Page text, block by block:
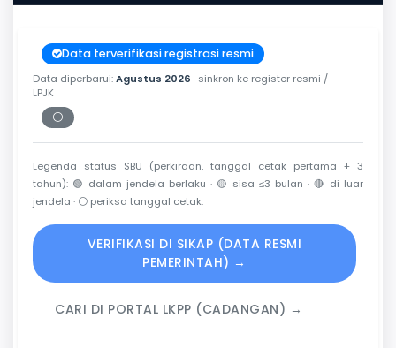
Data terverifikasi registrasi resmi
Data diperbarui:Agustus 2026 · sinkron ke register resmi /
LPJK
⚪
Periksa tanggal cetak
Legenda status SBU (perkiraan, tanggal cetak pertama + 3
tahun): 🟢 dalam jendela berlaku · 🟡 sisa ≤3 bulan · 🔴 di luar
jendela · ⚪ periksa tanggal cetak.
VERIFIKASI DI SIKAP (DATA RESMI
PEMERINTAH) →
CARI DI PORTAL LKPP (CADANGAN) →